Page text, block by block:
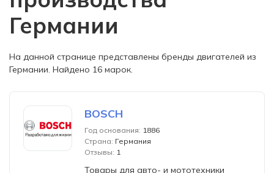
Германии
На данной странице представлены бренды двигателей из
Германии. Найдено 16 марок.
BOSCH
Год основания: 1886
Страна: Германия
Отзывы: 1
Товары для авто- и мототехники